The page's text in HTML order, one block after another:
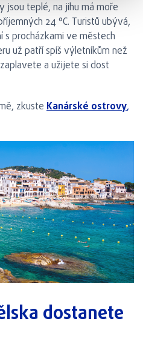
jsou teplé, na jihu má moře
24 °C. Turistů ubývá,
procházkami ve městech
už patří spíš výletníkům než
a užijete si dost
zkuste Kanárské ostrovy,
dostanete